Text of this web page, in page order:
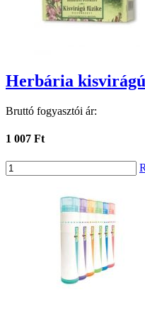
Herbária
Bruttó fogyasztói ár:
1 007 Ft